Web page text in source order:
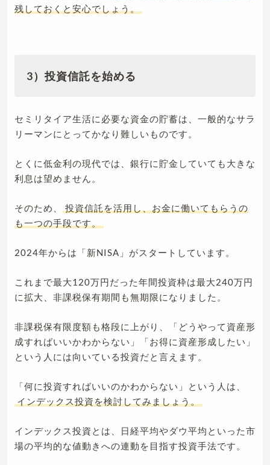
残しておくと安心でしょう。
3）投資信託を始める
セミリタイア生活に必要な資金の貯蓄は、一般的なサラ
リーマンにとってかなり難しいものです。
とくに低金利の現代では、銀行に貯金していても大きな
利息は望めません。
そのため、
投資信託を活用し、お金に働いてもらうの
も一つの手段です。
2024年からは「新NISA」がスタートしています。
これまで最大120万円だった年間投資枠は最大240万円
に拡大、非課税保有期間も無期限になりました。
非課税保有限度額も格段に上がり、「どうやって資産形
成すればいいかわからない」「お得に資産形成したい」
という人には向いている投資だと言えます。
「何に投資すればいいのかわからない」という人は、
インデックス投資を検討してみましょう。
インデックス投資とは、日経平均やダウ平均といった市
場の平均的な値動きへの連動を目指す投資手法です。